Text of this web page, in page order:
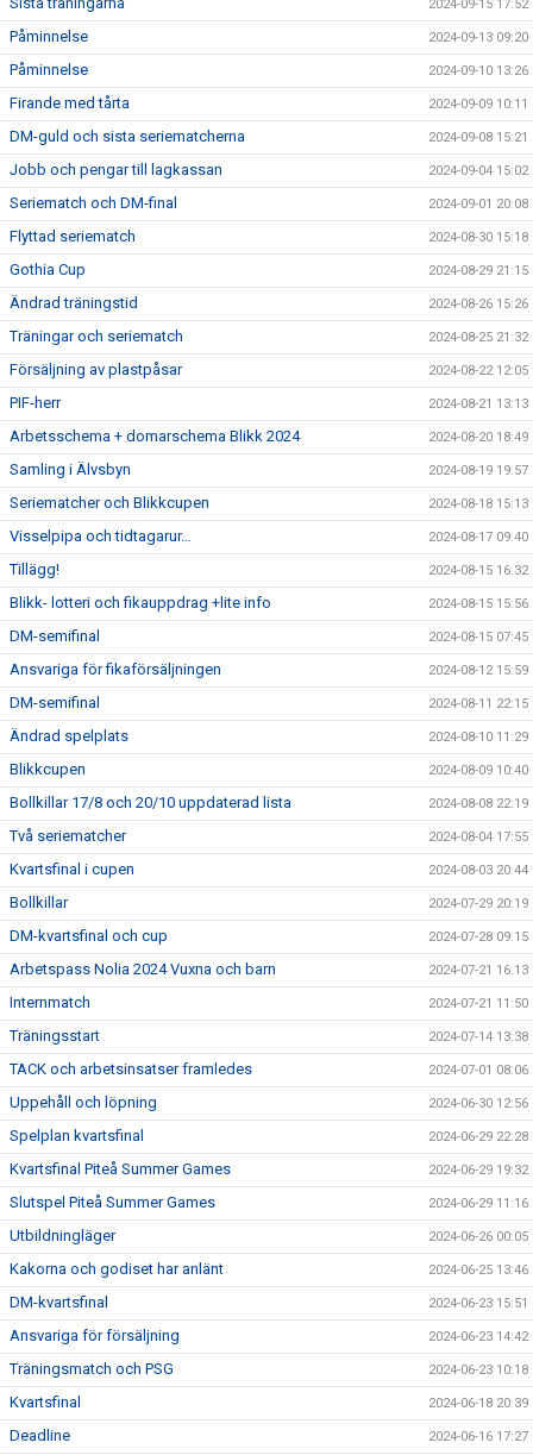
2024-09-15 17:52
Påminnelse 2024-09-13 09:20
Påminnelse 2024-09-10 13:26
Firande med tårta 2024-09-09 10:11
DM-guld och sista seriematcherna 2024-09-08 15:21
Jobb och pengar till lagkassan 2024-09-04 15:02
Seriematch och DM-final 2024-09-01 20:08
Flyttad seriematch 2024-08-30 15:18
Gothia Cup 2024-08-29 21:15
Ändrad träningstid 2024-08-26 15:26
Träningar och seriematch 2024-08-25 21:32
Försäljning av plastpåsar 2024-08-22 12:05
PIF-herr 2024-08-21 13:13
Arbetsschema + domarschema Blikk 2024 2024-08-20 18:49
Samling i Älvsbyn 2024-08-19 19:57
Seriematcher och Blikkcupen 2024-08-18 15:13
Visselpipa och tidtagarur… 2024-08-17 09:40
Tillägg! 2024-08-15 16:32
Blikk- lotteri och fikauppdrag +lite info 2024-08-15 15:56
DM-semifinal 2024-08-15 07:45
Ansvariga för fikaförsäljningen 2024-08-12 15:59
DM-semifinal 2024-08-11 22:15
Ändrad spelplats 2024-08-10 11:29
Blikkcupen 2024-08-09 10:40
Bollkillar 17/8 och 20/10 uppdaterad lista 2024-08-08 22:19
Två seriematcher 2024-08-04 17:55
Kvartsfinal i cupen 2024-08-03 20:44
Bollkillar 2024-07-29 20:19
DM-kvartsfinal och cup 2024-07-28 09:15
Arbetspass Nolia 2024 Vuxna och barn 2024-07-21 16:13
Internmatch 2024-07-21 11:50
Träningsstart 2024-07-14 13:38
TACK och arbetsinsatser framledes 2024-07-01 08:06
Uppehåll och löpning 2024-06-30 12:56
Spelplan kvartsfinal 2024-06-29 22:28
Kvartsfinal Piteå Summer Games 2024-06-29 19:32
Slutspel Piteå Summer Games 2024-06-29 11:16
Utbildningläger 2024-06-26 00:05
Kakorna och godiset har anlänt 2024-06-25 13:46
DM-kvartsfinal 2024-06-23 15:51
Ansvariga för försäljning 2024-06-23 14:42
Träningsmatch och PSG 2024-06-23 10:18
Kvartsfinal 2024-06-18 20:39
Deadline 2024-06-16 17:27